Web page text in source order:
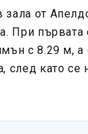
от
При първата
с 8.29 м, а
след като